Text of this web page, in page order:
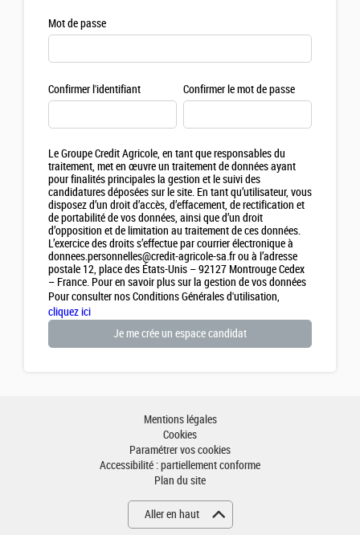
Mot de passe
Confirmer l'identifiant Confirmer le mot de passe
Le Groupe Credit Agricole, en tant que responsables du
traitement, met en œuvre un traitement de données ayant
pour finalités principales la gestion et le suivi des
candidatures déposées sur le site. En tant qu’utilisateur, vous
disposez d’un droit d’accès, d’effacement, de rectification et
de portabilité de vos données, ainsi que d’un droit
d’opposition et de limitation au traitement de ces données.
L’exercice des droits s’effectue par courrier électronique à
donnees.personnelles@credit-agricole-sa.fr ou à l’adresse
postale 12, place des États-Unis – 92127 Montrouge Cedex
– France. Pour en savoir plus sur la gestion de vos données
personnelles et pour exercer vos droits, reportez-vous à la
Politique de confidentialité
Pour consulter nos Conditions Générales d'utilisation,
cliquez ici
Mentions légales
Cookies
Paramétrer vos cookies
Accessibilité : partiellement conforme
Plan du site
Aller en haut